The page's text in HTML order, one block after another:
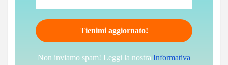
Non inviamo spam! Leggi la nostra Informativa